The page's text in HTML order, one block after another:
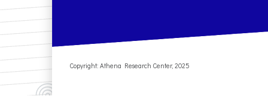
Copyright: Athena Research Center, 2025